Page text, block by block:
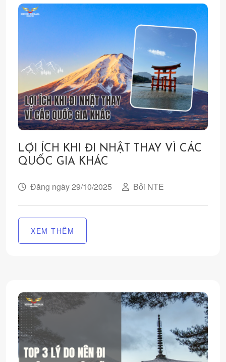
LỢI ÍCH KHI ĐI NHẬT THAY VÌ CÁC
QUỐC GIA KHÁC
Đăng ngày 29/10/2025 Bởi NTE
XEM THÊM